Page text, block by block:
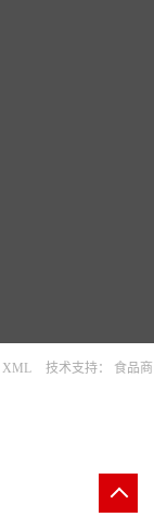
XML 技术支持：
食品商